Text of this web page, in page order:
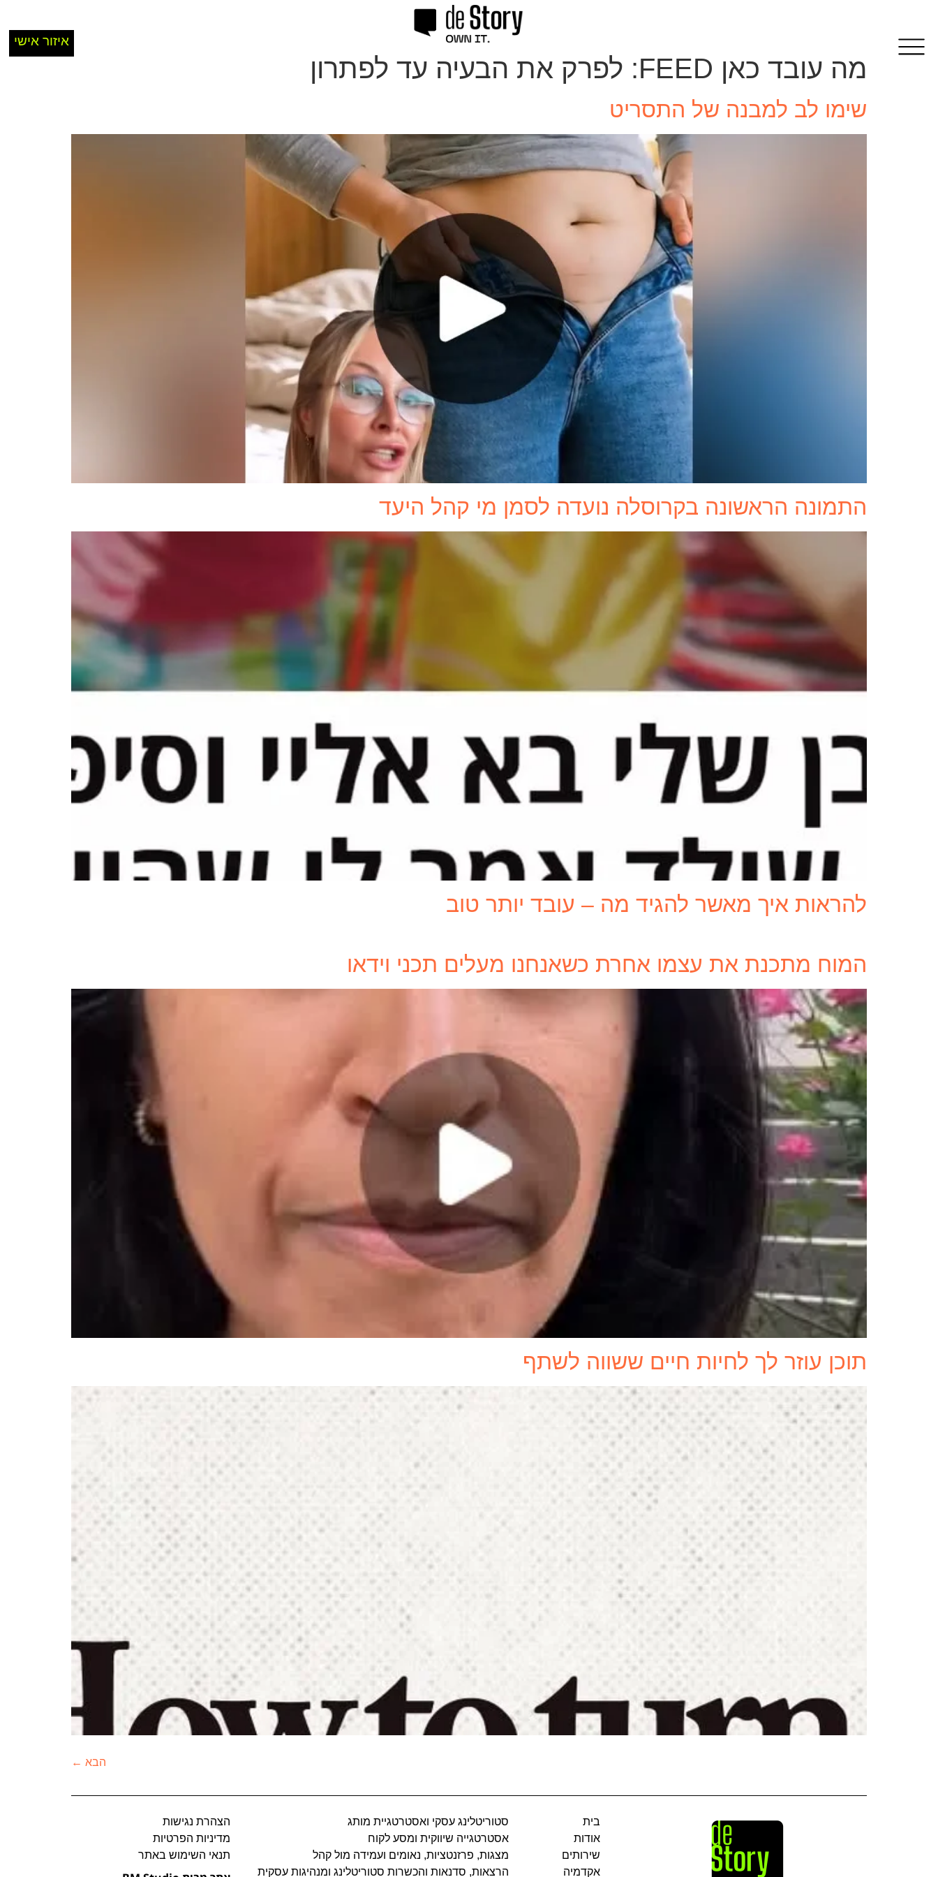
איזור אישי
מה עובד כאן FEED: לפרק את הבעיה עד לפתרון
שימו לב למבנה של התסריט
התמונה הראשונה בקרוסלה נועדה לסמן מי קהל היעד
להראות איך מאשר להגיד מה – עובד יותר טוב
המוח מתכנת את עצמו אחרת כשאנחנו מעלים תכני וידאו
תוכן עוזר לך לחיות חיים ששווה לשתף
הבא ←
בית
אודות
שירותים
אקדמיה
סטוריטלינג עסקי ואסטרטגיית מותג
אסטרטגייה שיווקית ומסע לקוח
מצגות, פרזנטציות, נאומים ועמידה מול קהל
הרצאות, סדנאות והכשרות סטוריטלינג ומנהיגות עסקית
הצהרת נגישות
מדיניות הפרטיות
תנאי השימוש באתר